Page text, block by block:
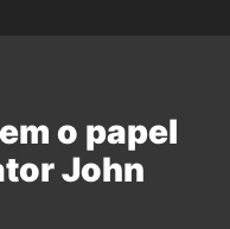
o papel
John